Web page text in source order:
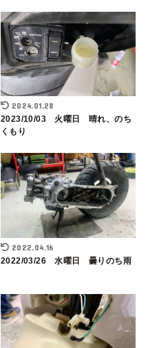
2024.01.28
2023/10/03 火曜日 晴れ、のち
くもり
2022.04.16
2022/03/26 水曜日 曇りのち雨